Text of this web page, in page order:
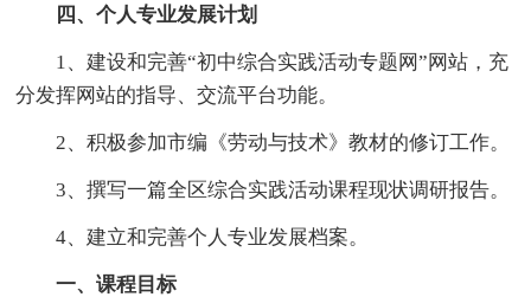
四、个人专业发展计划
1、建设和完善“初中综合实践活动专题网”网站，充
分发挥网站的指导、交流平台功能。
2、积极参加市编《劳动与技术》教材的修订工作。
3、撰写一篇全区综合实践活动课程现状调研报告。
4、建立和完善个人专业发展档案。
一、课程目标